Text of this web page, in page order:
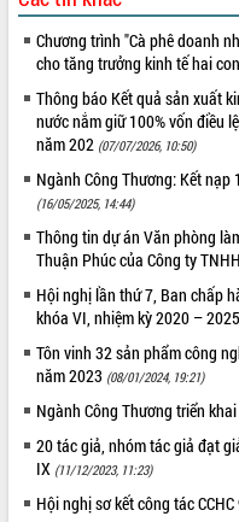
VIDEO
Loading the player...
Khám bệnh, cấp phát thuốc miễn
và tặng quà người dân xã Cư Pui
Hội nghị UBND tỉnh Đắk Lắk thường
tháng 7/2026
Lễ truy tặng danh hiệu “Bà Mẹ Việt
Nam Anh hùng” và trao Huân
Lao động
UBND tỉnh Đắk Lắk triển khai nhiệm
vụ 6 tháng cuối năm 2026
Kỳ họp thứ Hai, Hội đồng nhân dân
tỉnh khóa XI quyết nghị nhiều nội
quan trọng
Bí thư Tỉnh ủy Lương Nguyễn Minh
Triết thăm, tặng quà người có công
cách mạng
Rà soát, hoàn thiện hệ thống thiết
Chương trình "Cà phê doanh
cho tăng trưởng kinh tế hai
Thông báo Kết quả sản xuất
nước nắm giữ 100% vốn điều
năm 202 (07/07/2026, 10:50)
Ngành Công Thương: Kết
(16/05/2025, 14:44)
Thông tin dự án Văn phòng
Thuận Phúc của Công ty
Hội nghị lần thứ 7, Ban chấp
khóa VI, nhiệm kỳ 2020 – 2025
Tôn vinh 32 sản phẩm công
năm 2023 (08/01/2024, 19:21)
Ngành Công Thương triển
20 tác giả, nhóm tác giả đạt
IX (11/12/2023, 11:23)
Hội nghị sơ kết công tác